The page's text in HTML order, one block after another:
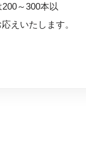
～300本以
えいたします。